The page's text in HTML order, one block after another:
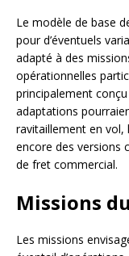
Le modèle de base
pour d’éventuels
adapté à des
opérationnelles
principalement
adaptations
ravitaillement en vol,
encore des versions
de fret commercial.
Missions
Les missions